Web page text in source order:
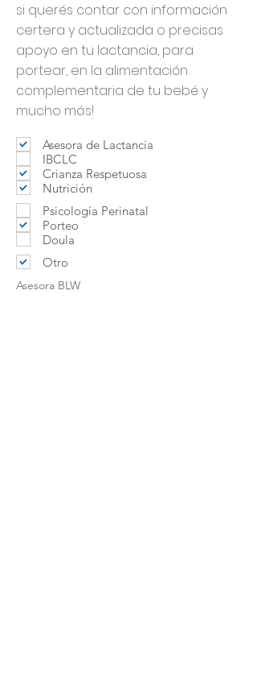
si querés contar con información
certera y actualizada o precisas
apoyo en tu lactancia, para
portear, en la alimentación
complementaria de tu bebé y
mucho más!
Asesora de Lactancia
IBCLC
Crianza Respetuosa
Nutrición
Psicología Perinatal
Porteo
Doula
Otro
Asesora BLW